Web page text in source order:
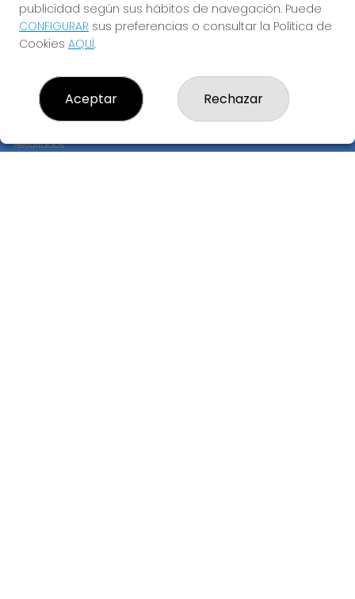
Imagen anterior
ADMINISTRACIÓN EL PELOTAZO
¿Quiénes somos?
Resultados
publicidad según sus hábitos de navegación. Puede
CONFIGURAR sus preferencias o consultar la Política de
Cookies AQUÍ.
Aceptar Rechazar